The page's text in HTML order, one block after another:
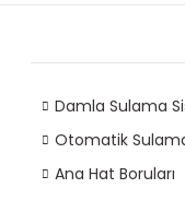
Damla Sulama
Otomatik
Ana Hat Boruları